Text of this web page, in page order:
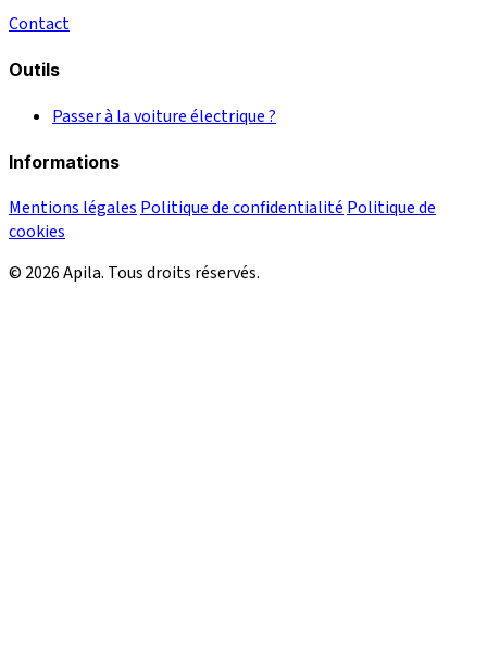
Contact
Outils
Passer à la voiture électrique ?
Informations
Mentions légales Politique de confidentialité Politique de
cookies
© 2026 Apila. Tous droits réservés.